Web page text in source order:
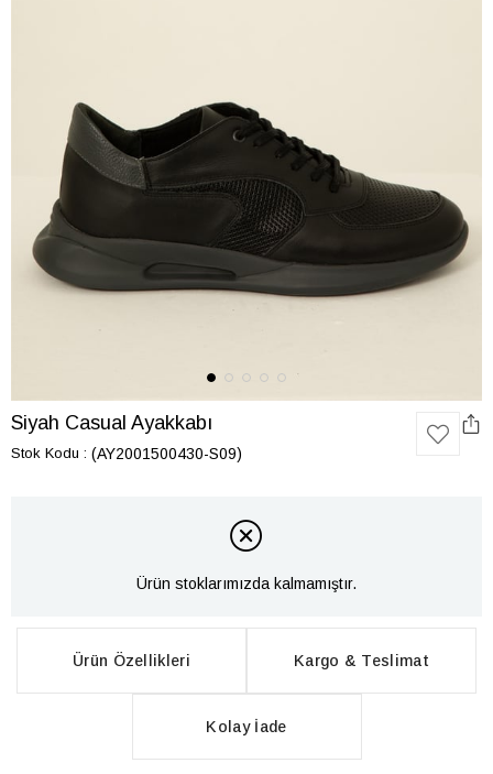
Siyah Casual Ayakkabı
Stok Kodu (AY2001500430-S09)
Ürün stoklarımızda kalmamıştır.
Ürün Özellikleri Kargo & Teslimat
Kolay İade